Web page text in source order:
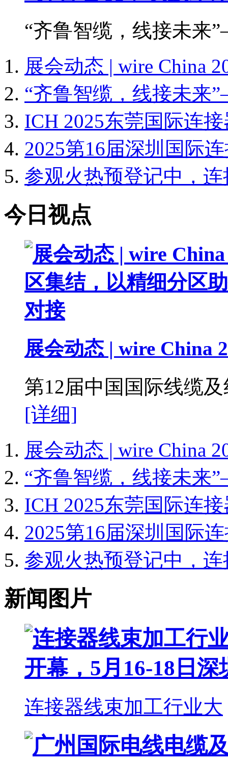
“齐鲁智缆，线接未来
展会动态 | wire China
“齐鲁智缆，线接未来
ICH 2025东莞国际连
2025第16届深圳国际
参观火热预登记中，
今日视点
展会动态 | wire China
第12届中国国际线缆
[详细]
展会动态 | wire China
“齐鲁智缆，线接未来
ICH 2025东莞国际连
2025第16届深圳国际
参观火热预登记中，
新闻图片
连接器线束加工行业大